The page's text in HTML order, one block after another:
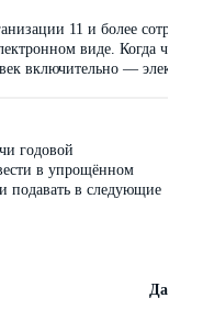
11 и более
виде. Когда
включительно —
годовой
в упрощённом
подавать в следующие
Дата